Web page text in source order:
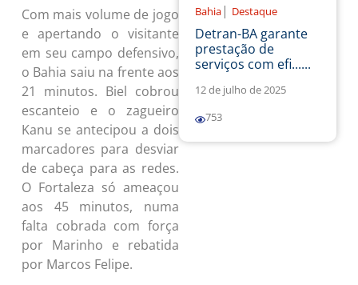
Com mais volume de jogo
e apertando o visitante
em seu campo defensivo,
o Bahia saiu na frente aos
21 minutos. Biel cobrou
escanteio e o zagueiro
Kanu se antecipou a dois
marcadores para desviar
de cabeça para as redes.
O Fortaleza só ameaçou
aos 45 minutos, numa
falta cobrada com força
por Marinho e rebatida
por Marcos Felipe.
Bahia | Destaque
Detran-BA garante
prestação de
serviços com efi......
12 de julho de 2025
753